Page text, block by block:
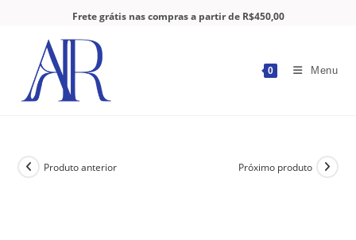
Frete grátis nas compras a partir de R$450,00
0 Menu
Produto anterior Próximo produto